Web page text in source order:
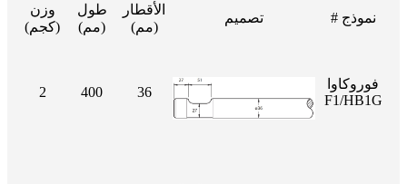
نموذج # تصميم
الأقطار
(مم)
طول
(مم)
وزن
(كجم)
فوروكاوا
F1/HB1G
36
400
2